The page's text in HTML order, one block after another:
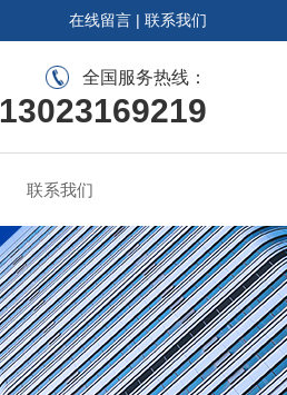
在线留言 | 联系我们
全国服务热线：
13023169219
联系我们